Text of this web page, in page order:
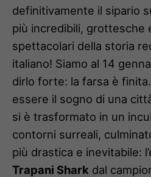
definitivamente il sipario
più incredibili, grottesche
spettacolari della storia
italiano! Siamo al 14
dirlo forte: la farsa è
essere il sogno di una
si è trasformato in un
contorni surreali,
più drastica e inevitabile:
Trapani Shark dal